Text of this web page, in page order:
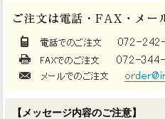
【メッセージ内容のご注意】